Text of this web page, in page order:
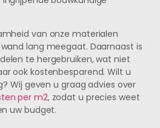
van onze materialen
lang meegaat. Daarnaast is
te hergebruiken, wat niet
ook kostenbesparend. Wilt u
Wij geven u graag advies over
per m2, zodat u precies weet
uw budget.